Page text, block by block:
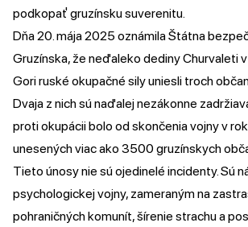
podkopať gruzínsku suverenitu.
Dňa 20. mája 2025 oznámila Štátna
Gruzínska, že neďaleko dediny Churvaleti
Gori ruské okupačné sily uniesli troch
Dvaja z nich sú naďalej nezákonne
proti okupácii bolo od skončenia vojny v
unesených viac ako 3500 gruzínskych
Tieto únosy nie sú ojedinelé incidenty. Sú
psychologickej vojny, zameraným na
pohraničných komunít, šírenie strachu a